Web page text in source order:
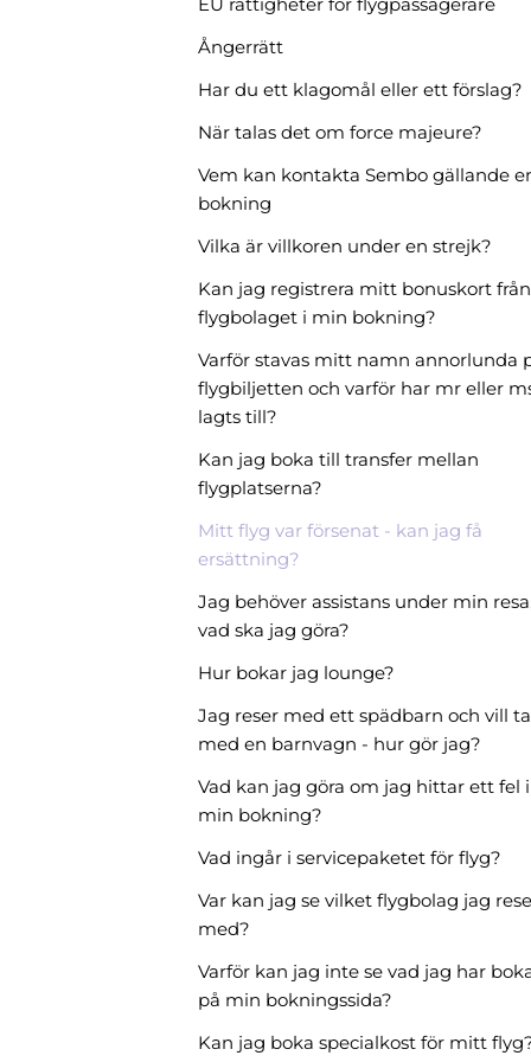
Ångerrätt
Har du ett klagomål eller ett förslag?
När talas det om force majeure?
Vem kan kontakta Sembo gällande
bokning
Vilka är villkoren under en strejk?
Kan jag registrera mitt bonuskort från
flygbolaget i min bokning?
Varför stavas mitt namn annorlunda
flygbiljetten och varför har mr eller
lagts till?
Kan jag boka till transfer mellan
flygplatserna?
Mitt flyg var försenat - kan jag få
ersättning?
Jag behöver assistans under min
vad ska jag göra?
Hur bokar jag lounge?
Jag reser med ett spädbarn och vill ta
med en barnvagn - hur gör jag?
Vad kan jag göra om jag hittar ett fel i
min bokning?
Vad ingår i servicepaketet för flyg?
Var kan jag se vilket flygbolag jag
med?
Varför kan jag inte se vad jag har
på min bokningssida?
Kan jag boka specialkost för mitt